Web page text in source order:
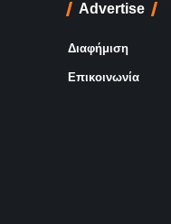
Advertise
Διαφήμιση
Επικοινωνία